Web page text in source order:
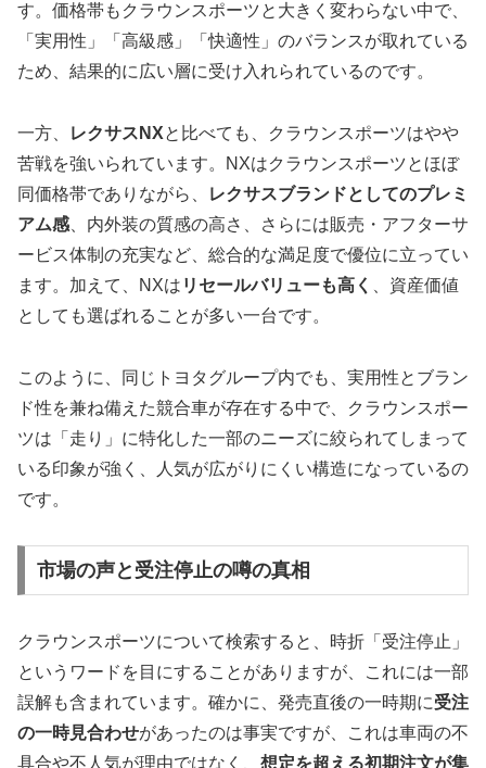
す。価格帯もクラウンスポーツと大きく変わらない中で、
「実用性」「高級感」「快適性」のバランスが取れている
ため、結果的に広い層に受け入れられているのです。
一方、 レクサスNXと比べても、クラウンスポーツはやや
苦戦を強いられています。NXはクラウンスポーツとほぼ
同価格帯でありながら、
レクサスブランドとしてのプレミ
アム感 、内外装の質感の高さ、さらには販売・アフターサ
ービス体制の充実など、総合的な満足度で優位に立ってい
ます。加えて、NXは リセールバリューも高く
、資産価値
としても選ばれることが多い一台です。
このように、同じトヨタグループ内でも、実用性とブラン
ド性を兼ね備えた競合車が存在する中で、クラウンスポー
ツは「走り」に特化した一部のニーズに絞られてしまって
いる印象が強く、人気が広がりにくい構造になっているの
です。
市場の声と受注停止の噂の真相
クラウンスポーツについて検索すると、時折「受注停止」
というワードを目にすることがありますが、これには一部
誤解も含まれています。確かに、発売直後の一時期に受注
の一時見合わせがあったのは事実ですが、これは車両の不
具合や不人気が理由ではなく、 想定を超える初期注文が集